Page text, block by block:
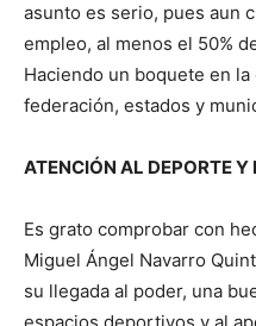
asunto es serio, pues aun
empleo, al menos el 50%
Haciendo un boquete en
federación, estados y
ATENCIÓN AL DEPORTE Y
Es grato comprobar con
Miguel Ángel Navarro
su llegada al poder, una